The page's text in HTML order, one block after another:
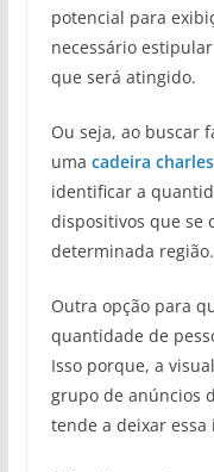
potencial para
necessário
que será atingido.
Ou seja, ao buscar
uma cadeira
identificar a
dispositivos que se
determinada região.
Outra opção para
quantidade de
Isso porque, a
grupo de anúncios
tende a deixar